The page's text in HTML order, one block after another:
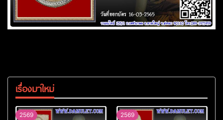
เรื่องมาใหม่
2569
2569